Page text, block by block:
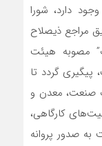
دارد، شورا
مراجع ذیصلاح
مصوبه هیئت
به تاریخ 23/03/1401 است، پیگیری گردد تا
صنعت، معدن و
کارگاهی،
صدور پروانه